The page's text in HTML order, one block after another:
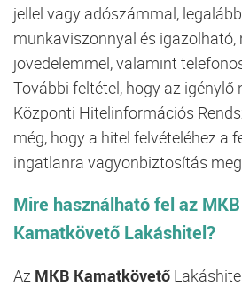
jellel vagy adószámmal,
munkaviszonnyal és igazolható,
jövedelemmel, valamint
További feltétel, hogy az igénylő
Központi Hitelinformációs
még, hogy a hitel felvételéhez a
ingatlanra vagyonbiztosítás
Mire használható fel az MKB
Kamatkövető Lakáshitel?
Az MKB Kamatkövető